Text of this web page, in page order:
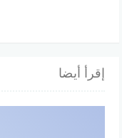
إقرأ أيضا